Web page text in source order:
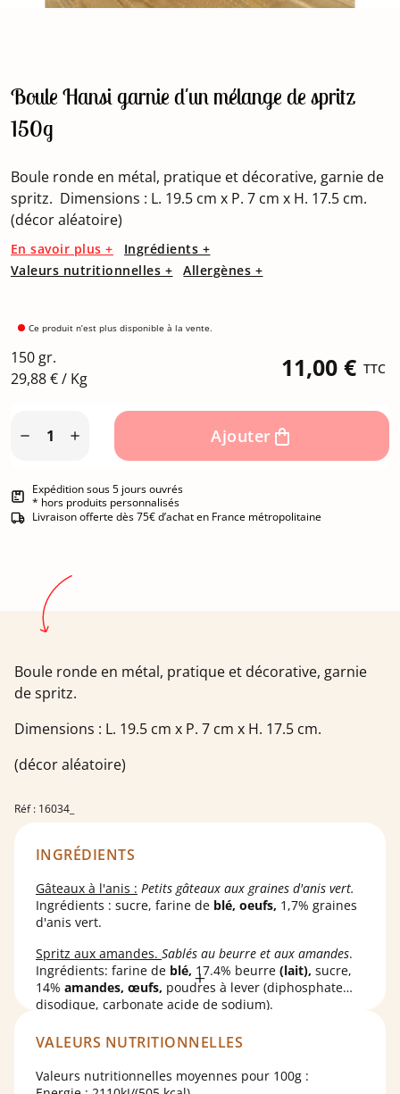
Boule Hansi garnie d'un mélange de spritz
150g
Boule ronde en métal, pratique et décorative, garnie de
spritz. Dimensions : L. 19.5 cm x P. 7 cm x H. 17.5 cm.
(décor aléatoire)
En savoir plus +
Ingrédients +
Valeurs nutritionnelles +
Allergènes +
Ce produit n’est plus disponible à la vente.
150 gr.
29,88 € / Kg
11,00 € TTC
  Ajouter
Expédition sous 5 jours ouvrés
* hors produits personnalisés
Livraison offerte dès 75€ d’achat en France métropolitaine
Boule ronde en métal, pratique et décorative, garnie
de spritz.
Dimensions : L. 19.5 cm x P. 7 cm x H. 17.5 cm.
(décor aléatoire)
Réf : 16034_
INGRÉDIENTS
Gâteaux à l'anis : Petits gâteaux aux graines d'anis vert.
Ingrédients : sucre, farine de blé, oeufs, 1,7% graines
d'anis vert.
Spritz aux amandes. Sablés au beurre et aux amandes.
Ingrédients: farine de blé, 17.4% beurre (lait), sucre,
14% amandes, œufs, poudres à lever (diphosphate
disodique, carbonate acide de sodium).
Ingrédients: farine deblé,sucre, 22,4% beurre
œufs, 1,7% cacao en poudre, arôme naturel de vanille,
poudres à lever (diphosphate disodique, carbonate
acide de sodium).
Spritz fourrés framboise.Sablés avec fourrage à la
VALEURS NUTRITIONNELLES
Valeurs nutritionnelles moyennes pour 100g :